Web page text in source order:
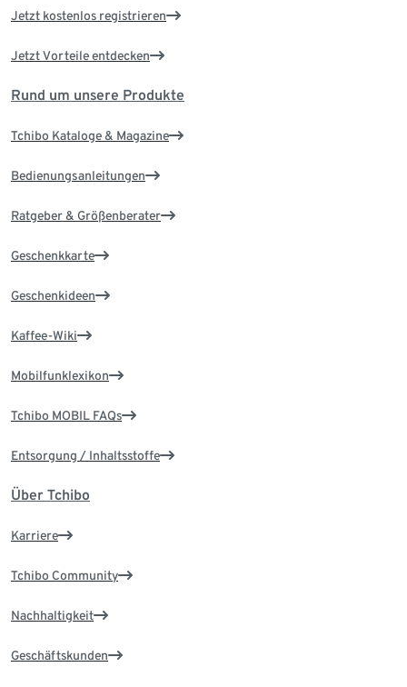
Jetzt kostenlos registrieren
Jetzt Vorteile entdecken
Rund um unsere Produkte
Tchibo Kataloge & Magazine
Bedienungsanleitungen
Ratgeber & Größenberater
Geschenkkarte
Geschenkideen
Kaffee-Wiki
Mobilfunklexikon
Tchibo MOBIL FAQs
Entsorgung / Inhaltsstoffe
Über Tchibo
Karriere
Tchibo Community
Nachhaltigkeit
Geschäftskunden